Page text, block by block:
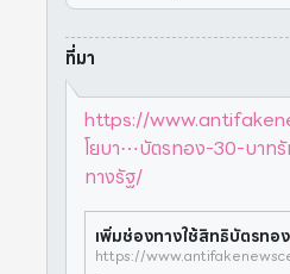
ที่มา
https://
โยบา⋯บัตรทอง-30-บาท
ทางรัฐ/